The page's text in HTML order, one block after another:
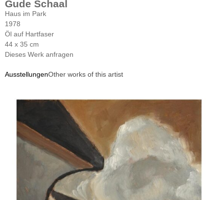
Gude Schaal
Haus im Park
1978
Öl auf Hartfaser
44 x 35 cm
Dieses Werk anfragen
AusstellungenOther works of this artist